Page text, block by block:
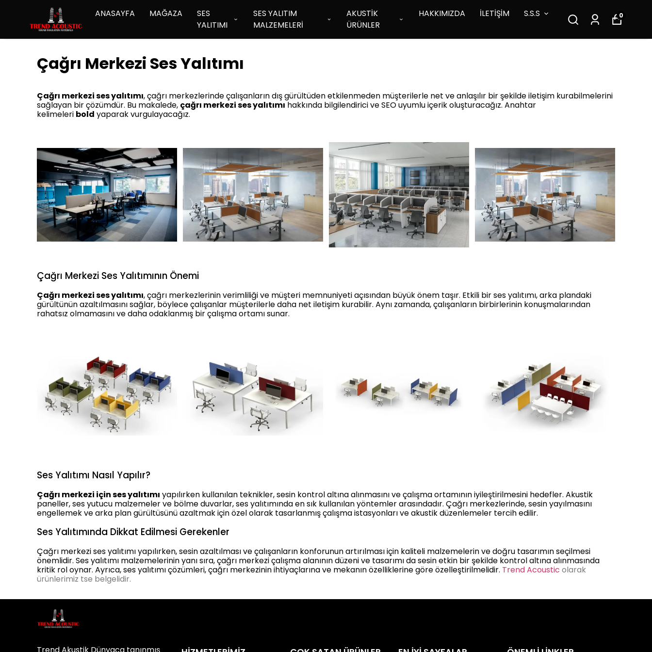
ANASAYFA MAĞAZA
SES
YALITIMI
SES YALITIM
MALZEMELERİ
AKUSTİK
ÜRÜNLER
HAKKIMIZDA İLETİŞİM S.S.S 0
Çağrı Merkezi Ses Yalıtımı
Çağrı merkezi ses yalıtımı, çağrı merkezlerinde çalışanların dış gürültüden etkilenmeden müşterilerle net ve anlaşılır bir şekilde iletişim kurabilmelerini
sağlayan bir çözümdür. Bu makalede, çağrı merkezi ses yalıtımı hakkında bilgilendirici ve SEO uyumlu içerik oluşturacağız. Anahtar
kelimeleri bold yaparak vurgulayacağız.
Çağrı Merkezi Ses Yalıtımının Önemi
Çağrı merkezi ses yalıtımı, çağrı merkezlerinin verimliliği ve müşteri memnuniyeti açısından büyük önem taşır. Etkili bir ses yalıtımı, arka plandaki
gürültünün azaltılmasını sağlar, böylece çalışanlar müşterilerle daha net iletişim kurabilir. Aynı zamanda, çalışanların birbirlerinin konuşmalarından
rahatsız olmamasını ve daha odaklanmış bir çalışma ortamı sunar.
Ses Yalıtımı Nasıl Yapılır?
Çağrı merkezi için ses yalıtımı yapılırken kullanılan teknikler, sesin kontrol altına alınmasını ve çalışma ortamının iyileştirilmesini hedefler. Akustik
paneller, ses yutucu malzemeler ve bölme duvarlar, ses yalıtımında en sık kullanılan yöntemler arasındadır. Çağrı merkezlerinde, sesin yayılmasını
engellemek ve arka plan gürültüsünü azaltmak için özel olarak tasarlanmış çalışma istasyonları ve akustik düzenlemeler tercih edilir.
Ses Yalıtımında Dikkat Edilmesi Gerekenler
Çağrı merkezi ses yalıtımı yapılırken, sesin azaltılması ve çalışanların konforunun artırılması için kaliteli malzemelerin ve doğru tasarımın seçilmesi
önemlidir. Ses yalıtımı malzemelerinin yanı sıra, çağrı merkezi çalışma alanının düzeni ve tasarımı da sesin etkin bir şekilde kontrol altına alınmasında
kritik rol oynar. Ayrıca, ses yalıtımı çözümleri, çağrı merkezinin ihtiyaçlarına ve mekanın özelliklerine göre özelleştirilmelidir. Trend Acoustic olarak
ürünlerimiz tse belgelidir.